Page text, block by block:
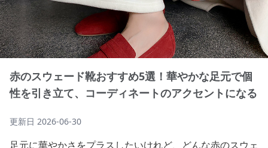
赤のスウェード靴おすすめ5選！華やかな足元で個
性を引き立て、コーディネートのアクセントになる
更新日 2026-06-30
足元に華やかさをプラスしたいけれど、どんな赤のスウェ